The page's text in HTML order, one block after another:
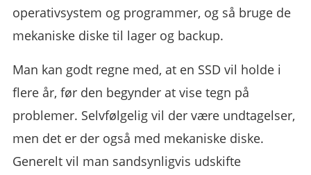
operativsystem og programmer, og så bruge de
mekaniske diske til lager og backup.
Man kan godt regne med, at en SSD vil holde i
flere år, før den begynder at vise tegn på
problemer. Selvfølgelig vil der være undtagelser,
men det er der også med mekaniske diske.
Generelt vil man sandsynligvis udskifte